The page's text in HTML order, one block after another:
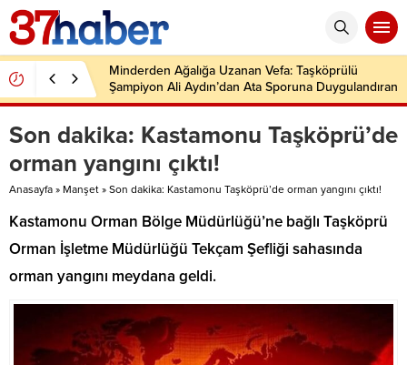
Minderden Ağalığa Uzanan Vefa: Taşköprülü
Şampiyon Ali Aydın’dan Ata Sporuna Duygulandıran
Dönüş
Son dakika: Kastamonu Taşköprü’de
orman yangını çıktı!
Anasayfa » Manşet » Son dakika: Kastamonu Taşköprü’de orman yangını çıktı!
Kastamonu Orman Bölge Müdürlüğü’ne bağlı Taşköprü
Orman İşletme Müdürlüğü Tekçam Şefliği sahasında
orman yangını meydana geldi.